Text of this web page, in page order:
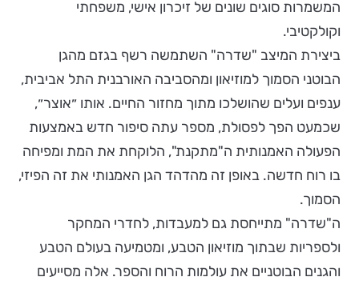
המשמרות סוגים שונים של זיכרון אישי, משפחתי
וקולקטיבי.
ביצירת המיצב "שדרה" השתמשה רשף בגזם מהגן
הבוטני הסמוך למוזיאון ומהסביבה האורבנית התל אביבית,
ענפים ועלים שהושלכו מתוך מחזור החיים. אותו ״אוצר״,
שכמעט הפך לפסולת, מספר עתה סיפור חדש באמצעות
הפעולה האמנותית ה"מתקנת", הלוקחת את המת ומפיחה
בו רוח חדשה. באופן זה מהדהד הגן האמנותי את זה הפיזי,
הסמוך.
ה"שדרה" מתייחסת גם למעבדות, לחדרי המחקר
ולספריות שבתוך מוזיאון הטבע, ומטמיעה בעולם הטבע
והגנים הבוטניים את עולמות הרוח והספר. אלה מסייעים